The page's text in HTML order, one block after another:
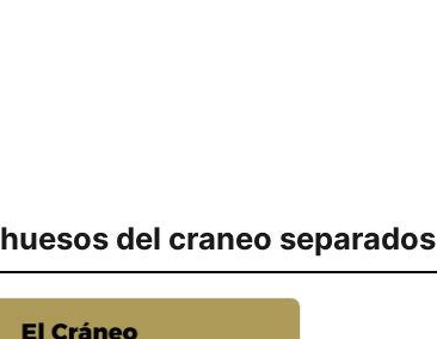
huesos del craneo separados